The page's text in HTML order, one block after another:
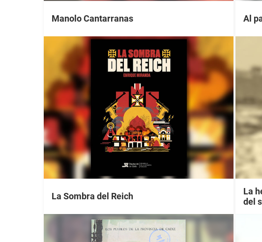
Manolo Cantarranas Al
La Sombra del Reich
La
del